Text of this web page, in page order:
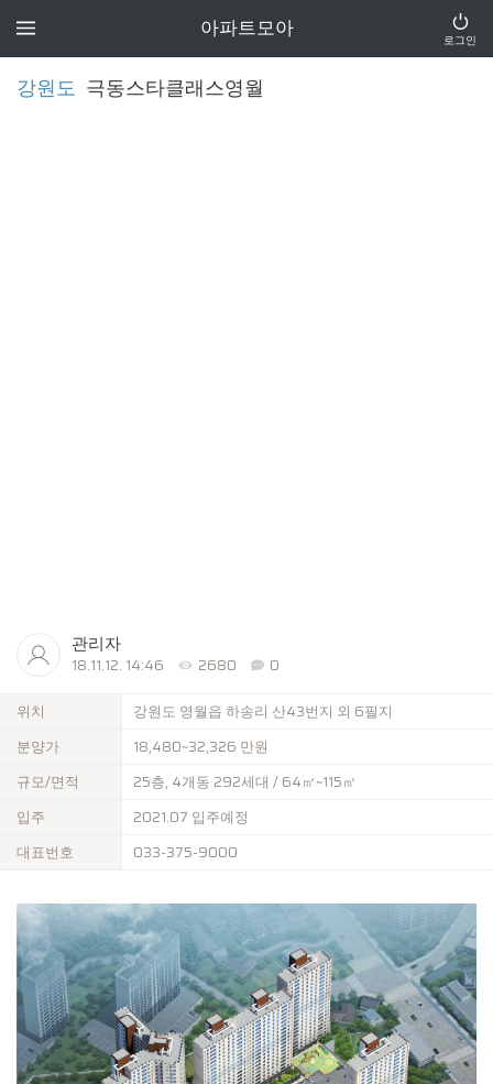
아파트모아 로그인
강원도 극동스타클래스영월
관리자
18.11.12. 14:46 2680
0
위치
강원도 영월읍 하송리 산43번지 외 6필지
분양가
18,480~32,326 만원
규모/면적
25층, 4개동 292세대 / 64㎡~115㎡
입주
2021.07 입주예정
대표번호
033-375-9000